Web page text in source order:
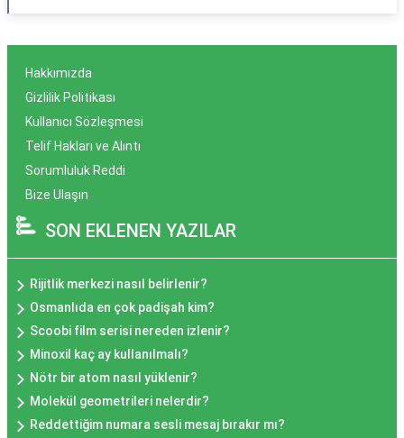
Hakkımızda
Gizlilik Politikası
Kullanıcı Sözleşmesi
Telif Hakları ve Alıntı
Sorumluluk Reddi
Bize Ulaşın
SON EKLENEN YAZILAR
Rijitlik merkezi nasıl belirlenir?
Osmanlıda en çok padişah kim?
Scoobi film serisi nereden izlenir?
Minoxil kaç ay kullanılmalı?
Nötr bir atom nasıl yüklenir?
Molekül geometrileri nelerdir?
Reddettiğim numara sesli mesaj bırakır mı?